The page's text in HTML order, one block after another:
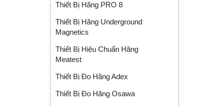
Thiết Bị Hãng PRO 8
Thiết Bị Hãng Underground
Magnetics
Thiết Bị Hiệu Chuẩn Hãng
Meatest
Thiết Bị Đo Hãng Adex
Thiết Bị Đo Hãng Osawa